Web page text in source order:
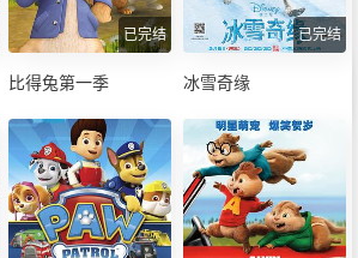
已完结
比得兔第一季
已完结
冰雪奇缘